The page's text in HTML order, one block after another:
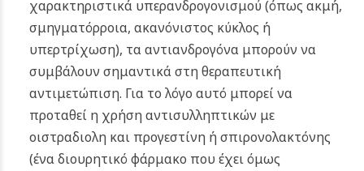
χαρακτηριστικά υπερανδρογονισμού (όπως ακμή,
σμηγματόρροια, ακανόνιστος κύκλος ή
υπερτρίχωση), τα αντιανδρογόνα μπορούν να
συμβάλουν σημαντικά στη θεραπευτική
αντιμετώπιση. Για το λόγο αυτό μπορεί να
προταθεί η χρήση αντισυλληπτικών με
οιστραδιολη και προγεστίνη ή σπιρονολακτόνης
(ένα διουρητικό φάρμακο που έχει όμως